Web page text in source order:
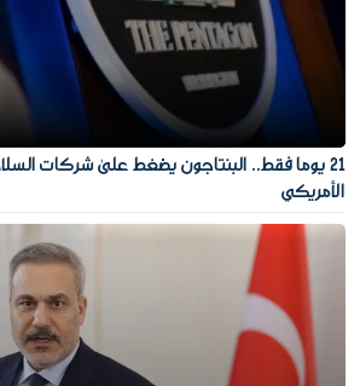
21 يوما فقط.. البنتاجون يضغط على شركات
الأمريكي